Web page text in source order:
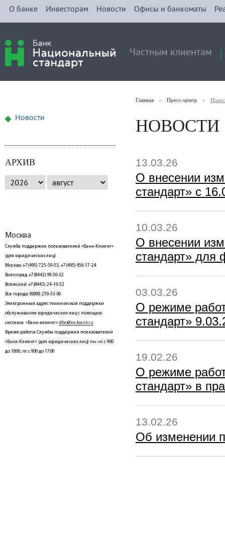
О банке Инвесторам Новости Офисы и банкоматы
Частным клиентам
Новости
АРХИВ
Москва
Служба поддержки пользователей «Банк-Клиент»
(для юридических лиц)
Москва: +7(495) 725-59-53, +7(495) 956-17-24
Волгоград: +7(8442) 99-50-32
Волжский: +7(8443) 24-10-52
Все города: 8(800) 250-33-00
Электронный адрес технической поддержки
обслуживания юридических лиц с помощью
системы «Банк-клиент»:dbo@ns-bank.ru
Время работы Службы поддержки пользователей
«Банк-Клиент» (для юридических лиц) пн.-чт. с 9:00
до 18:00, пт. с 9:00 до 17:00
Главная » Пресс-центр »
НОВОСТИ
13.03.26
О внесении
стандарт» с
10.03.26
О внесении
стандарт» для
03.03.26
О режиме
стандарт»
19.02.26
О режиме
стандарт» в
13.02.26
Об изменении